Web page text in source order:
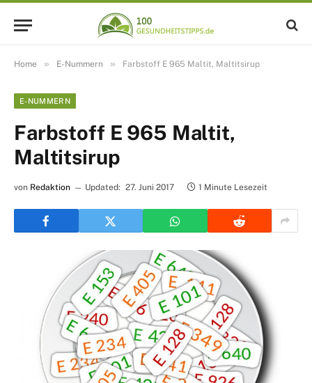
Home » E-Nummern » Farbstoff E 965 Maltit, Maltitsirup
E-NUMMERN
Farbstoff E 965 Maltit,
Maltitsirup
von Redaktion Updated: 27. Juni 2017 1 Minute Lesezeit